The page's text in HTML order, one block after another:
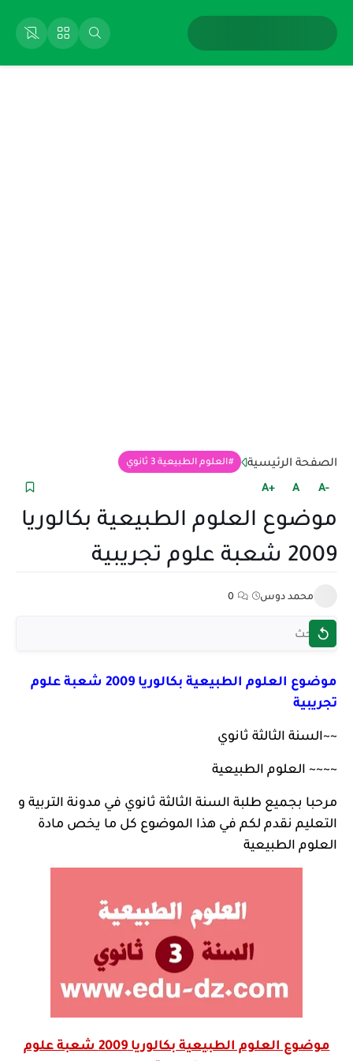
الصفحة الرئيسية العلوم الطبيعية 3 ثانوي
+A A -A
موضوع العلوم الطبيعية بكالوريا
2009 شعبة علوم تجريبية
محمد دوس 0
موضوع العلوم الطبيعية بكالوريا 2009 شعبة علوم
تجريبية
~~السنة الثالثة ثانوي
~~~~ العلوم الطبيعية
مرحبا بجميع طلبة السنة الثالثة ثانوي في مدونة التربية و
التعليم نقدم لكم في هذا الموضوع كل ما يخص مادة
العلوم الطبيعية
موضوع العلوم الطبيعية بكالوريا 2009 شعبة علوم